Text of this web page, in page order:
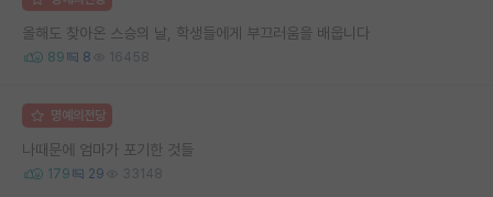
올해도 찾아온 스승의 날, 학생들에게 부끄러움을 배웁니다
89 8 16458
명예의전당
나때문에 엄마가 포기한 것들
179 29 33148